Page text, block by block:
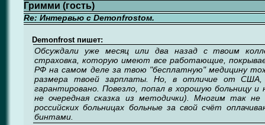
Гримми (гость)
Re: Интервью с Demonfrostом.
Demonfrost пишет:
Обсуждали уже месяц или два назад с твоим
страховка, которую имеют все работающие,
РФ на самом деле за твою "бесплатную" медицину
размера твоей зарплаты. Но, в отличие от
гарантировано. Повезло, попал в хорошую больницу и
не очередная сказка из методички). Многим так
российских больницах больные за свой счёт
бинтами.